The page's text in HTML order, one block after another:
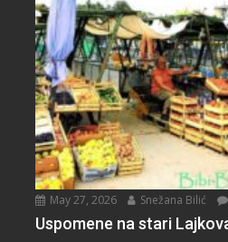
May 27, 2026 Snežana Bilić
Uspomene na stari